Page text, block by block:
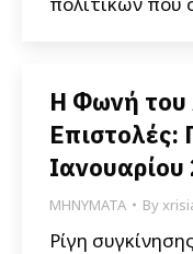
Η Φωνή
Επιστολές:
Ιανουαρίου
ΜΗΝΥΜΑΤΑ By
Ρίγη